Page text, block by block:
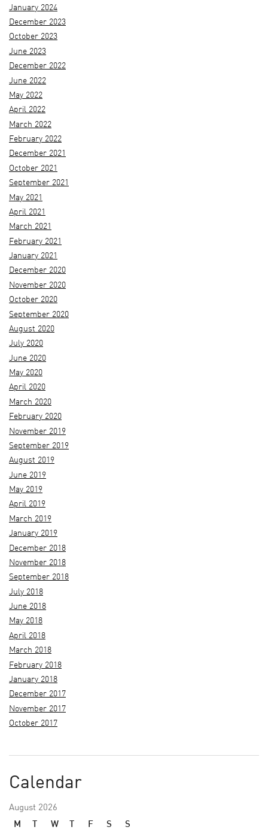
January 2024
December 2023
October 2023
June 2023
December 2022
June 2022
May 2022
April 2022
March 2022
February 2022
December 2021
October 2021
September 2021
May 2021
April 2021
March 2021
February 2021
January 2021
December 2020
November 2020
October 2020
September 2020
August 2020
July 2020
June 2020
May 2020
April 2020
March 2020
February 2020
November 2019
September 2019
August 2019
June 2019
May 2019
April 2019
March 2019
January 2019
December 2018
November 2018
September 2018
July 2018
June 2018
May 2018
April 2018
March 2018
February 2018
January 2018
December 2017
November 2017
October 2017
Calendar
August 2026
M
W F S
S